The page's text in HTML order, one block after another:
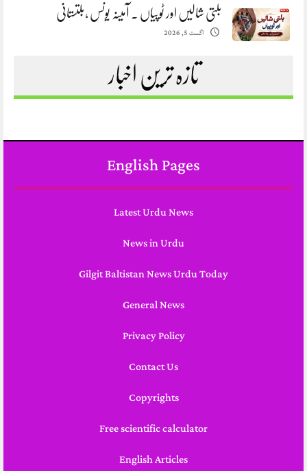
بلتی شالیں اور ٹوپیاں . آمینہ یونس ،بلتستانی
اگست 5, 2026
تازہ ترین اخبار
English Pages
Latest Urdu News
News in Urdu
Gilgit Baltistan News Urdu Today
General News
Privacy Policy
Contact Us
Copyrights
Free scientific calculator
English Articles